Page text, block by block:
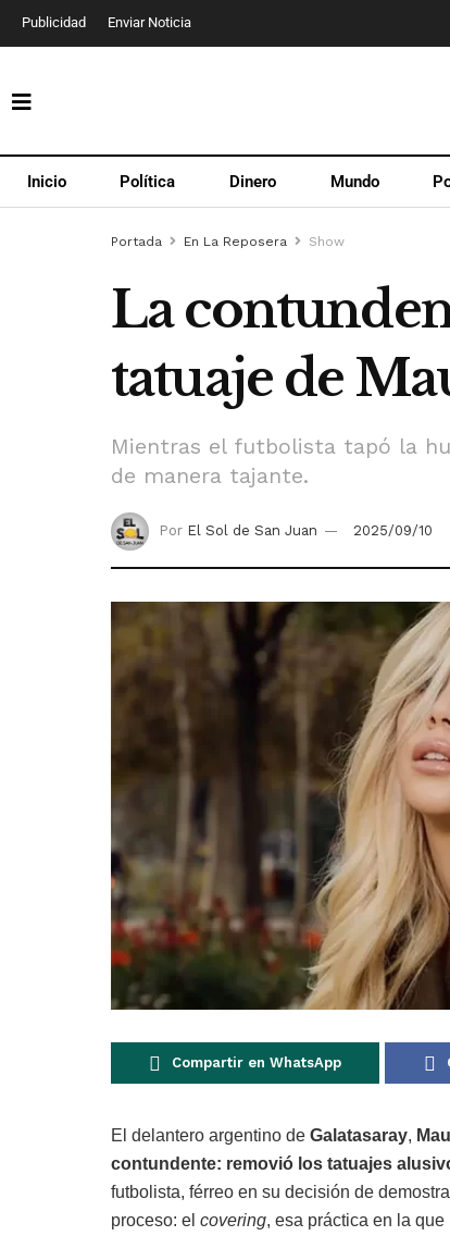
Publicidad Enviar Noticia
Inicio Política Dinero Mundo
Portada En La Reposera Show
La
tatuaje de
Mientras el futbolista tapó la
de manera tajante.
Por El Sol de San Juan 2025/09/10
Compartir en WhatsApp
El delantero argentino de Galatasaray,
contundente: removió los tatuajes
futbolista, férreo en su decisión de
proceso: el covering, esa práctica en la